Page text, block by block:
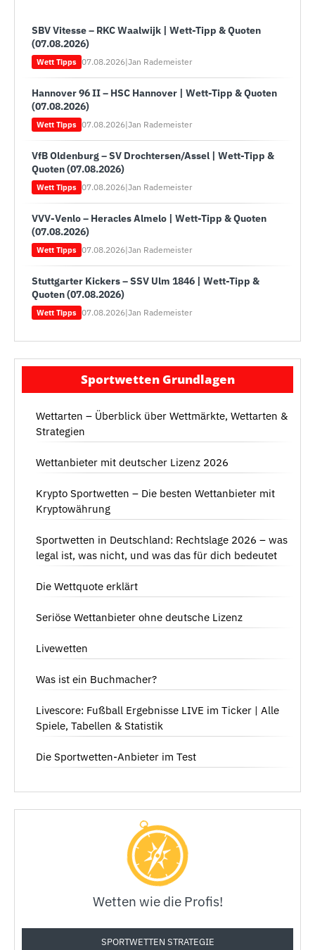
SBV Vitesse – RKC Waalwijk | Wett-Tipp & Quoten
(07.08.2026)
Wett Tipps 07.08.2026|Jan Rademeister
Hannover 96 II – HSC Hannover | Wett-Tipp & Quoten
(07.08.2026)
Wett Tipps 07.08.2026|Jan Rademeister
VfB Oldenburg – SV Drochtersen/Assel | Wett-Tipp &
Quoten (07.08.2026)
Wett Tipps 07.08.2026|Jan Rademeister
VVV-Venlo – Heracles Almelo | Wett-Tipp & Quoten
(07.08.2026)
Wett Tipps 07.08.2026|Jan Rademeister
Stuttgarter Kickers – SSV Ulm 1846 | Wett-Tipp &
Quoten (07.08.2026)
Wett Tipps 07.08.2026|Jan Rademeister
Sportwetten Grundlagen
Wettarten – Überblick über Wettmärkte, Wettarten &
Strategien
Wettanbieter mit deutscher Lizenz 2026
Krypto Sportwetten – Die besten Wettanbieter mit
Kryptowährung
Sportwetten in Deutschland: Rechtslage 2026 – was
legal ist, was nicht, und was das für dich bedeutet
Die Wettquote erklärt
Seriöse Wettanbieter ohne deutsche Lizenz
Livewetten
Was ist ein Buchmacher?
Livescore: Fußball Ergebnisse LIVE im Ticker | Alle
Spiele, Tabellen & Statistik
Die Sportwetten-Anbieter im Test
Wetten wie die Profis!
SPORTWETTEN STRATEGIE